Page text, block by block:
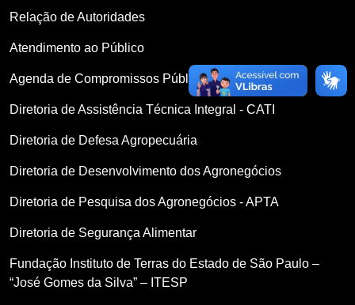
Relação de Autoridades
Atendimento ao Público
Agenda de Compromissos Públicos
Diretoria de Assistência Técnica Integral - CATI
Diretoria de Defesa Agropecuária
Diretoria de Desenvolvimento dos Agronegócios
Diretoria de Pesquisa dos Agronegócios - APTA
Diretoria de Segurança Alimentar
Fundação Instituto de Terras do Estado de São Paulo –
“José Gomes da Silva” – ITESP